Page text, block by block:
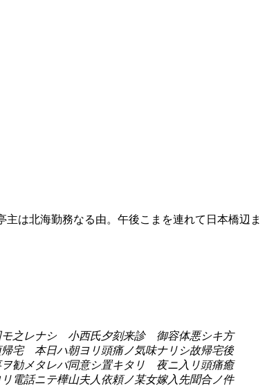
は北海勤務なる由。午後こまを連れて日本橋辺ま
之レナシ 小西氏夕刻来診 御容体悪シキ方
宅 本日ハ朝ヨリ頭痛ノ気味ナリシ故帰宅後
勧メタレバ同意シ置キタリ 夜ニ入リ頭痛癒
話ニテ樺山夫人依頼ノ某女嫁入先聞合ノ件